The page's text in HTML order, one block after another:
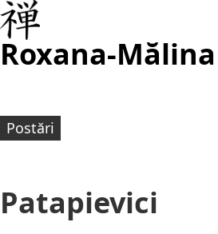
Roxana-
Postări
Patapievici